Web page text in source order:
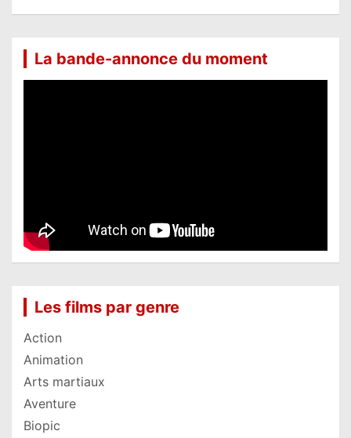
La bande-annonce du moment
Les films par genre
Action
Animation
Arts martiaux
Aventure
Biopic